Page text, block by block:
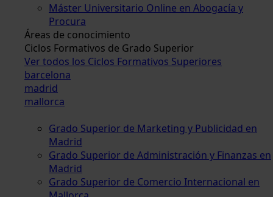
Máster Universitario Online en Abogacía y
Procura
Áreas de conocimiento
Ciclos Formativos de Grado Superior
Ver todos los Ciclos Formativos Superiores
barcelona
madrid
mallorca
Grado Superior de Marketing y Publicidad en
Madrid
Grado Superior de Administración y Finanzas en
Madrid
Grado Superior de Comercio Internacional en